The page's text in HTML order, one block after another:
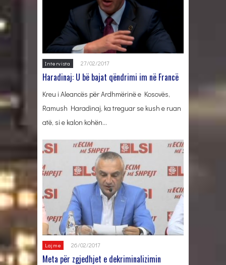
Intervista 27/02/2017
Haradinaj: U bë bajat qëndrimi im në Francë
Kreu i Aleancës për Ardhmërinë e Kosovës,
Ramush Haradinaj, ka treguar se kush e ruan
atë, si e kalon kohën…
Lajme 26/02/2017
Meta për zgjedhjet e dekriminalizimin